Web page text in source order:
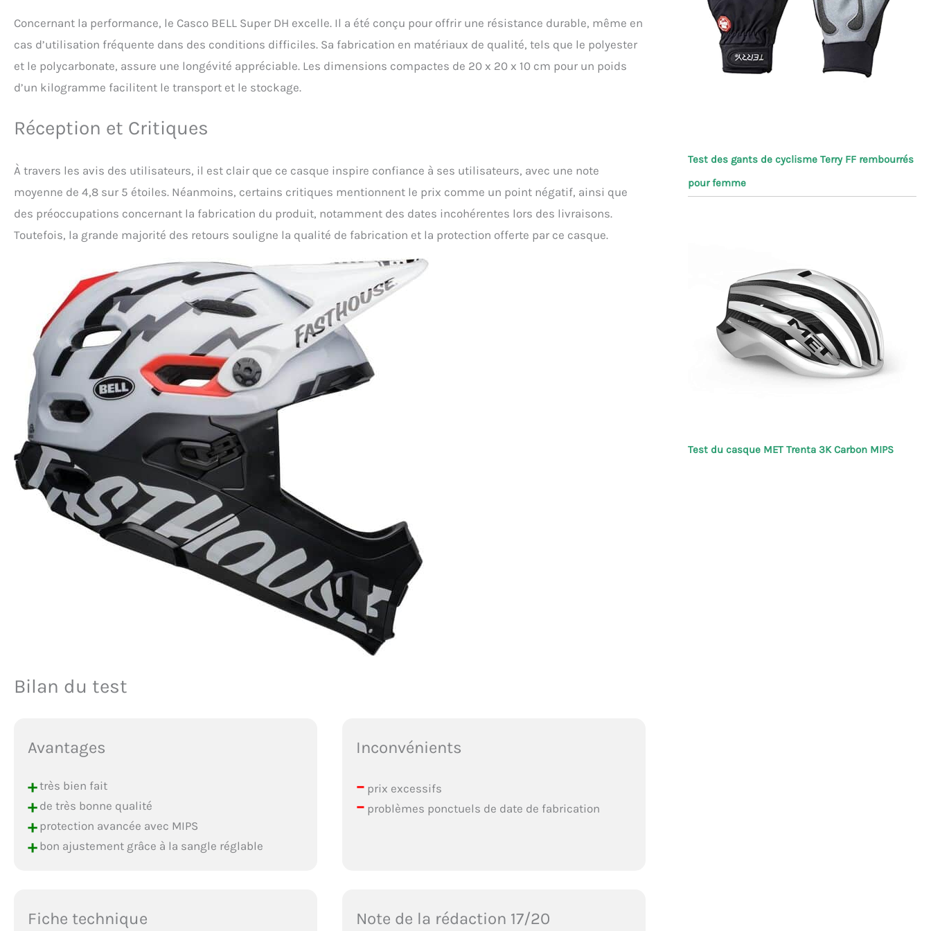
Concernant la performance, le Casco BELL Super DH excelle. Il a été conçu pour offrir une résistance durable, même en
cas d’utilisation fréquente dans des conditions difficiles. Sa fabrication en matériaux de qualité, tels que le polyester
et le polycarbonate, assure une longévité appréciable. Les dimensions compactes de 20 x 20 x 10 cm pour un poids
d’un kilogramme facilitent le transport et le stockage.
Réception et Critiques
À travers les avis des utilisateurs, il est clair que ce casque inspire confiance à ses utilisateurs, avec une note
moyenne de 4,8 sur 5 étoiles. Néanmoins, certains critiques mentionnent le prix comme un point négatif, ainsi que
des préoccupations concernant la fabrication du produit, notamment des dates incohérentes lors des livraisons.
Toutefois, la grande majorité des retours souligne la qualité de fabrication et la protection offerte par ce casque.
Bilan du test
Avantages
+très bien fait
+de très bonne qualité
+protection avancée avec MIPS
+bon ajustement grâce à la sangle réglable
Inconvénients
– prix excessifs
– problèmes ponctuels de date de fabrication
Fiche technique Note de la rédaction 17/20
Test des gants de cyclisme Terry FF rembourrés
pour femme
Test du casque MET Trenta 3K Carbon MIPS